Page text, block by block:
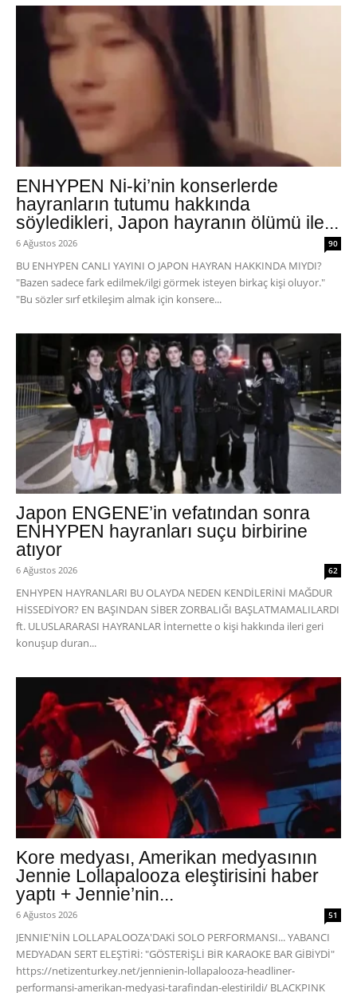
ENHYPEN Ni-ki’nin konserlerde
hayranların tutumu hakkında
söyledikleri, Japon hayranın ölümü ile...
6 Ağustos 2026 90
BU ENHYPEN CANLI YAYINI O JAPON HAYRAN HAKKINDA MIYDI?
"Bazen sadece fark edilmek/ilgi görmek isteyen birkaç kişi oluyor."
"Bu sözler sırf etkileşim almak için konsere...
Japon ENGENE’in vefatından sonra
ENHYPEN hayranları suçu birbirine
atıyor
6 Ağustos 2026 62
ENHYPEN HAYRANLARI BU OLAYDA NEDEN KENDİLERİNİ MAĞDUR
HİSSEDİYOR? EN BAŞINDAN SİBER ZORBALIĞI BAŞLATMAMALILARDI
ft. ULUSLARARASI HAYRANLAR İnternette o kişi hakkında ileri geri
konuşup duran...
Kore medyası, Amerikan medyasının
Jennie Lollapalooza eleştirisini haber
yaptı + Jennie’nin...
6 Ağustos 2026 51
JENNIE'NİN LOLLAPALOOZA'DAKİ SOLO PERFORMANSI... YABANCI
MEDYADAN SERT ELEŞTİRİ: "GÖSTERİŞLİ BİR KARAOKE BAR GİBİYDİ"
https://netizenturkey.net/jennienin-lollapalooza-headliner-
performansi-amerikan-medyasi-tarafindan-elestirildi/ BLACKPINK